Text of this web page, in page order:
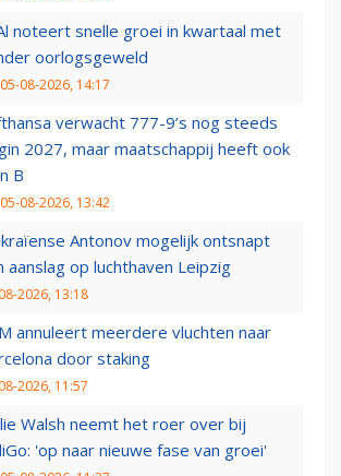
noteert snelle groei in kwartaal met
oorlogsgeweld
05-08-2026, 14:17
verwacht 777-9’s nog steeds
2027, maar maatschappij heeft ook
B
05-08-2026, 13:42
Antonov mogelijk ontsnapt
aanslag op luchthaven Leipzig
2026, 13:18
annuleert meerdere vluchten naar
door staking
2026, 11:57
Walsh neemt het roer over bij
'op naar nieuwe fase van groei'